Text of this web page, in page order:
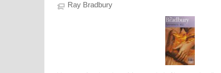
Ray Bradbury